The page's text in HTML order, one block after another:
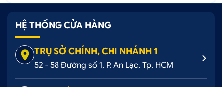
HỆ THỐNG CỬA HÀNG
TRỤ SỞ CHÍNH, CHI NHÁNH 1
52 - 58 Đường số 1, P. An Lạc, Tp. HCM